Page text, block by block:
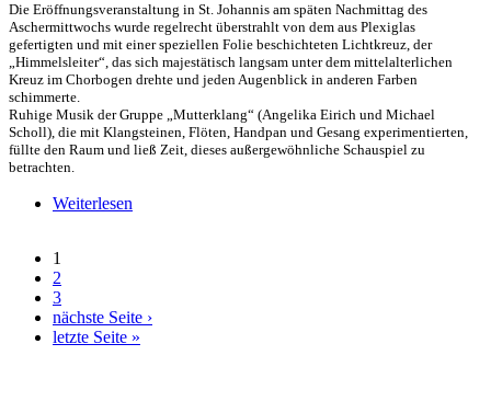
Die Eröffnungsveranstaltung in St. Johannis am späten Nachmittag des
Aschermittwochs wurde regelrecht überstrahlt von dem aus Plexiglas
gefertigten und mit einer speziellen Folie beschichteten Lichtkreuz, der
„Himmelsleiter“, das sich majestätisch langsam unter dem mittelalterlichen
Kreuz im Chorbogen drehte und jeden Augenblick in anderen Farben
schimmerte.
Ruhige Musik der Gruppe „Mutterklang“ (Angelika Eirich und Michael
Scholl), die mit Klangsteinen, Flöten, Handpan und Gesang experimentierten,
füllte den Raum und ließ Zeit, dieses außergewöhnliche Schauspiel zu
betrachten.
Weiterlesen
Seiten
1
2
3
nächste Seite ›
letzte Seite »